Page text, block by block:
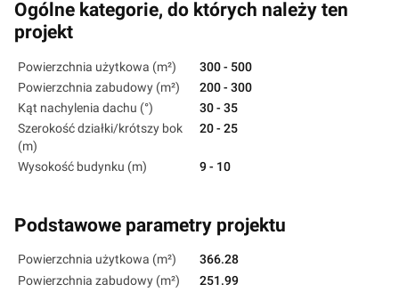
Ogólne kategorie, do których należy ten
projekt
Powierzchnia użytkowa (m²)
300 - 500
Powierzchnia zabudowy (m²)
200 - 300
Kąt nachylenia dachu (°)
30 - 35
Szerokość działki/krótszy bok
(m)
20 - 25
Wysokość budynku (m) 9 - 10
Podstawowe parametry projektu
Powierzchnia użytkowa (m²)
366.28
Powierzchnia zabudowy (m²)
251.99